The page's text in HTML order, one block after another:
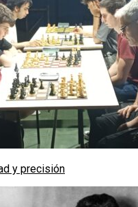
y precisión